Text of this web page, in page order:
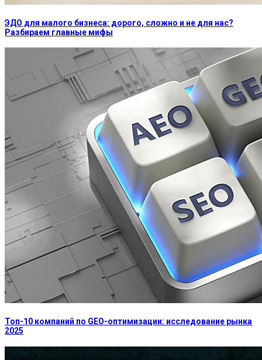
ЭДО для малого бизнеса: дорого, сложно и не для нас?
Разбираем главные мифы
Топ-10 компаний по GEO-оптимизации: исследование рынка
2025